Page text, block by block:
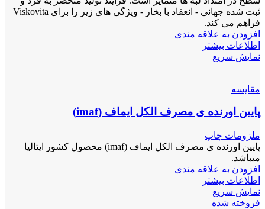
ثبت شده جهانی - انعقاد با بخار - ویژگی های زیر را برای Viskovita
فراهم می کند.
افزودن به علاقه مندی
اطلاعات بیشتر
نمایش سریع
مقايسه
پایین اورنده ی مصرف الکل ایماف (imaf)
ملزومات چاپ
پایین اورنده ی مصرف الکل ایماف (imaf) محصول کشور ایتالیا
میباشد.
افزودن به علاقه مندی
اطلاعات بیشتر
نمایش سریع
فروخته شده